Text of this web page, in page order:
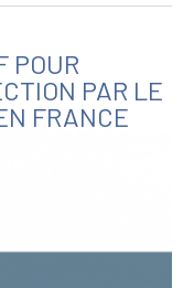
POUR
PAR LE
FRANCE